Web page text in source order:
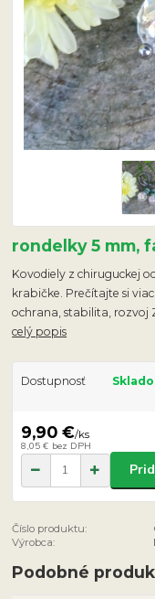
rondelky 5 mm,
Kovodiely z chiruguckej
krabičke. Prečítajte si
ochrana, stabilita, rozvoj
celý popis
Dostupnosť
9,90 €/ks
8,05 € bez DPH
Číslo produktu:
Výrobca:
Podobné